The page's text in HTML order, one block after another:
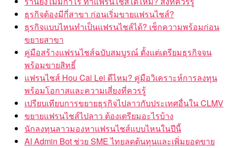
ธุรกิจต้องมีกี่สาขา ก่อนเริ่มขายแฟรนไชส์?
ธุรกิจแบบไหนทำเป็นแฟรนไชส์ได้? เช็กความพร้อมก่อน
ขยายสาขา
คู่มือสร้างแฟรนไชส์ฉบับสมบูรณ์ ตั้งแต่เตรียมธุรกิจจน
พร้อมขายสิทธิ์
แฟรนไชส์ Hou Cai Lei ดีไหม? คู่มือวิเคราะห์การลงทุน
พร้อมโอกาสและความเสี่ยงที่ควรรู้
เปรียบเทียบการขยายธุรกิจไปลาวกับประเทศอื่นใน CLMV
ขยายแฟรนไชส์ไปลาว ต้องเตรียมอะไรบ้าง
นักลงทุนลาวมองหาแฟรนไชส์แบบไหนในปีนี้
AI Admin Bot ช่วย SME ไทยลดต้นทุนและเพิ่มยอดขาย